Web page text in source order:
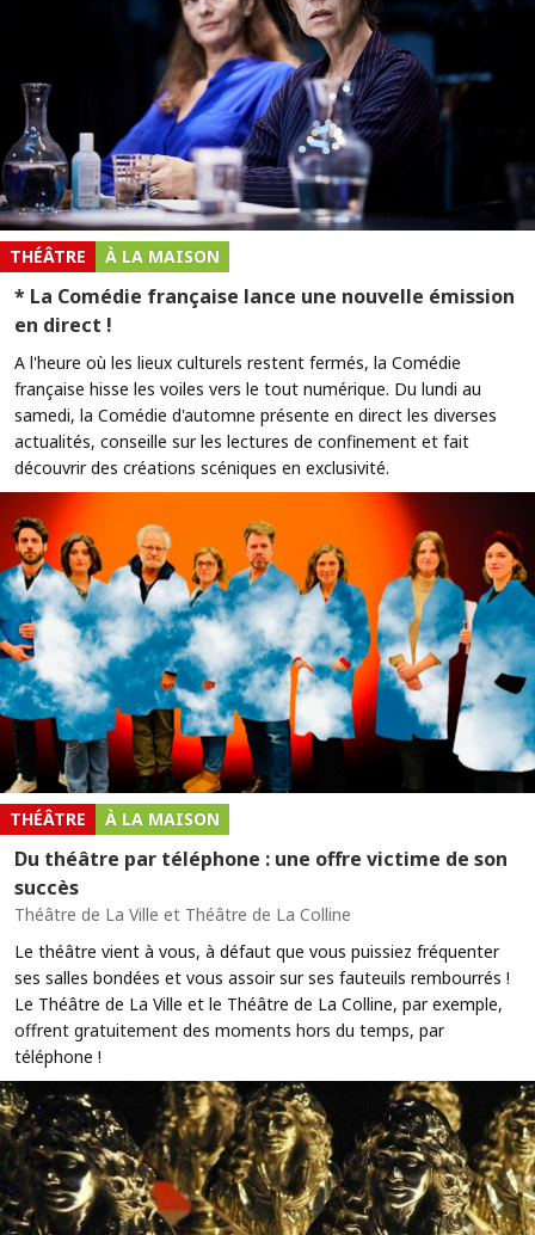
THÉÂTRE À LA MAISON
* La Comédie française lance une nouvelle émission
en direct !
A l'heure où les lieux culturels restent fermés, la Comédie
française hisse les voiles vers le tout numérique. Du lundi au
samedi, la Comédie d'automne présente en direct les diverses
actualités, conseille sur les lectures de confinement et fait
découvrir des créations scéniques en exclusivité.
THÉÂTRE À LA MAISON
Du théâtre par téléphone : une offre victime de son
succès
Théâtre de La Ville et Théâtre de La Colline
Le théâtre vient à vous, à défaut que vous puissiez fréquenter
ses salles bondées et vous assoir sur ses fauteuils rembourrés !
Le Théâtre de La Ville et le Théâtre de La Colline, par exemple,
offrent gratuitement des moments hors du temps, par
téléphone !